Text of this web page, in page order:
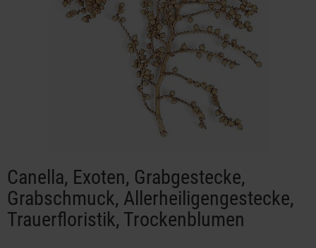
Canella, Exoten, Grabgestecke,
Grabschmuck, Allerheiligengestecke,
Trauerfloristik, Trockenblumen